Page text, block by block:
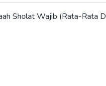
Sholat Wajib (Rata-Rata